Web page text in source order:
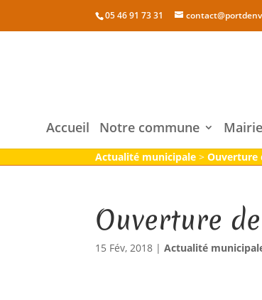
05 46 91 73 31
Accueil Notre commune Mairie
Actualité municipale >Ouverture
Ouverture
15 Fév, 2018 |Actualité